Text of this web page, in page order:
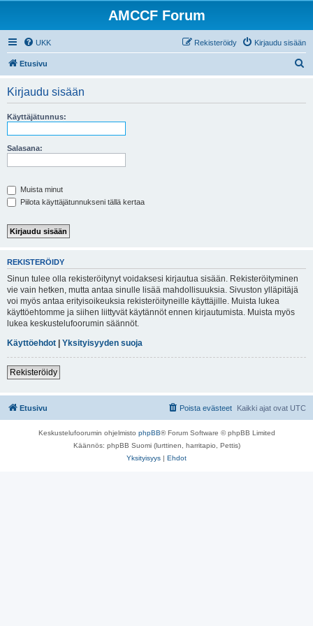
AMCCF Forum
UKK Kirjaudu sisään
Rekisteröidy
Etusivu
Kirjaudu sisään
Käyttäjätunnus:
Salasana:
Muista minut
Piilota käyttäjätunnukseni tällä kertaa
REKISTERÖIDY
Sinun tulee olla rekisteröitynyt voidaksesi kirjautua sisään. Rekisteröityminen
vie vain hetken, mutta antaa sinulle lisää mahdollisuuksia. Sivuston ylläpitäjä
voi myös antaa erityisoikeuksia rekisteröityneille käyttäjille. Muista lukea
käyttöehtomme ja siihen liittyvät käytännöt ennen kirjautumista. Muista myös
lukea keskustelufoorumin säännöt.
Käyttöehdot | Yksityisyyden suoja
Rekisteröidy
Etusivu Kaikki ajat ovat UTC
Poista evästeet
Keskustelufoorumin ohjelmisto phpBB® Forum Software © phpBB Limited
Käännös: phpBB Suomi (lurttinen, harritapio, Pettis)
Yksityisyys | Ehdot